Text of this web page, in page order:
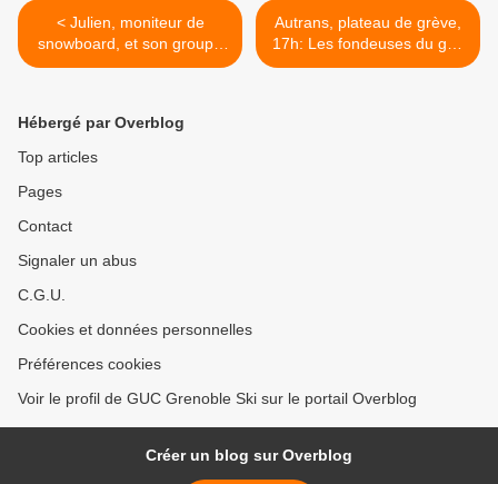
< Julien, moniteur de
snowboard, et son groupe
durant nos stages de
#snowpark @ho5park
Autrans, plateau de grève,
17h: Les fondeuses du guc
n'ont pas froid aux yeux... >
Hébergé par Overblog
Top articles
Pages
Contact
Signaler un abus
C.G.U.
Cookies et données personnelles
Préférences cookies
Voir le profil de GUC Grenoble Ski sur le portail Overblog
Créer un blog sur Overblog